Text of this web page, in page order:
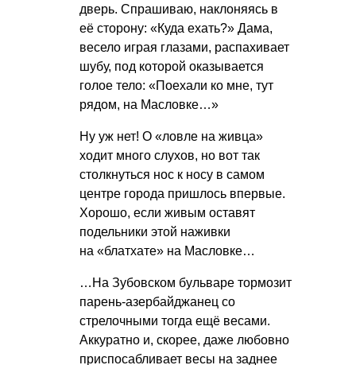
дверь. Спрашиваю, наклоняясь в
её сторону: «Куда ехать?» Дама,
весело играя глазами, распахивает
шубу, под которой оказывается
голое тело: «Поехали ко мне, тут
рядом, на Масловке…»
Ну уж нет! О «ловле на живца»
ходит много слухов, но вот так
столкнуться нос к носу в самом
центре города пришлось впервые.
Хорошо, если живым оставят
подельники этой наживки
на «блатхате» на Масловке…
…На Зубовском бульваре тормозит
парень-азербайджанец со
стрелочными тогда ещё весами.
Аккуратно и, скорее, даже любовно
приспосабливает весы на заднее